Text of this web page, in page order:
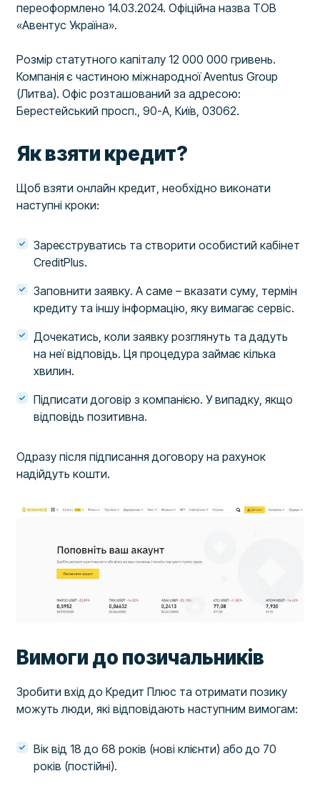
переоформлено 14.03.2024. Офіційна назва ТОВ
«Авентус Україна».
Розмір статутного капіталу 12 000 000 гривень.
Компанія є частиною міжнародної Aventus Group
(Литва). Офіс розташований за адресою:
Берестейський просп., 90-А, Київ, 03062.
Як взяти кредит?
Щоб взяти онлайн кредит, необхідно виконати
наступні кроки:
Зареєструватись та створити особистий кабінет
CreditPlus.
Заповнити заявку. А саме – вказати суму, термін
кредиту та іншу інформацію, яку вимагає сервіс.
Дочекатись, коли заявку розглянуть та дадуть
на неї відповідь. Ця процедура займає кілька
хвилин.
Підписати договір з компанією. У випадку, якщо
відповідь позитивна.
Одразу після підписання договору на рахунок
надійдуть кошти.
Вимоги до позичальників
Зробити вхід до Кредит Плюс та отримати позику
можуть люди, які відповідають наступним вимогам:
Вік від 18 до 68 років (нові клієнти) або до 70
років (постійні).